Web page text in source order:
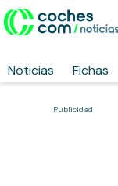
Noticias Fichas
Publicidad